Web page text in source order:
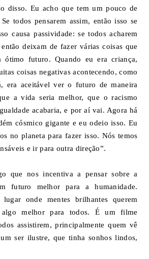
disso. Eu acho que tem um pouco de
todos pensarem assim, então isso se
causa passividade: se todos acharem
deixam de fazer várias coisas que
ótimo futuro. Quando eu era criança,
coisas negativas acontecendo, como
era aceitável ver o futuro de maneira
a vida seria melhor, que o racismo
acabaria, e por aí vai. Agora há
cósmico gigante e eu odeio isso. Eu
no planeta para fazer isso. Nós temos
e ir para outra direção”.
que nos incentiva a pensar sobre a
futuro melhor para a humanidade.
onde mentes brilhantes querem
melhor para todos. É um filme
assistirem, principalmente quem vê
ser ilustre, que tinha sonhos lindos,